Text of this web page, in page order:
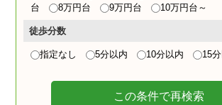
台
8万円台 9万円台 10万円台～
徒歩分数
指定なし 5分以内 10分以内 15
この条件で再検索